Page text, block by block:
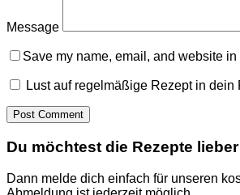
Message
Save my name, email, and website
Lust auf regelmäßige Rezept in
Du möchtest die Rezepte
Dann melde dich einfach für unseren